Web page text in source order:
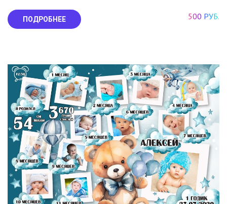
ПОДРОБНЕЕ 500 РУБ.